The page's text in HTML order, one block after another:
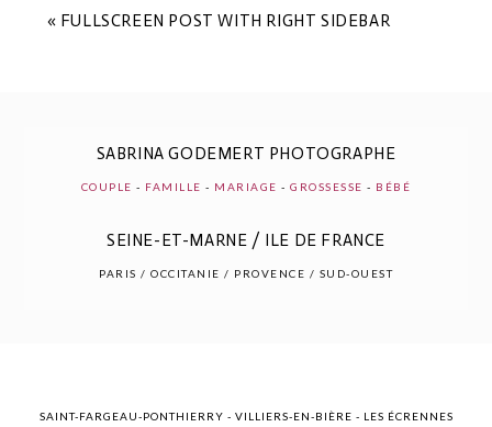
Les champs marqués sont requis *
POST COMMENT
« FULLSCREEN POST WITH RIGHT SIDEBAR
SABRINA GODEMERT PHOTOGRAPHE
COUPLE - FAMILLE - MARIAGE -GROSSESSE - BÉBÉ
SEINE-ET-MARNE / ILE DE FRANCE
PARIS / OCCITANIE / PROVENCE / SUD-OUEST
SAINT-FARGEAU-PONTHIERRY - VILLIERS-EN-BIÈRE - LES ÉCRENNES